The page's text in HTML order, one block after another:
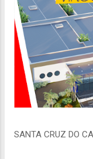
SANTA CRUZ DO